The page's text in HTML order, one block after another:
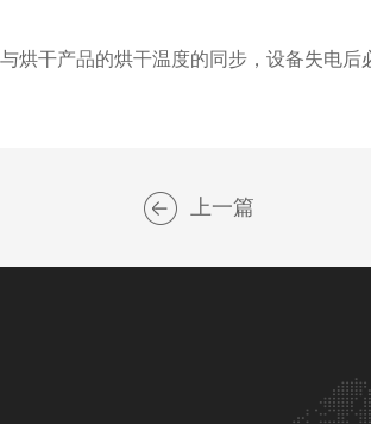
干产品的烘干温度的同步，设备失电后
上一篇